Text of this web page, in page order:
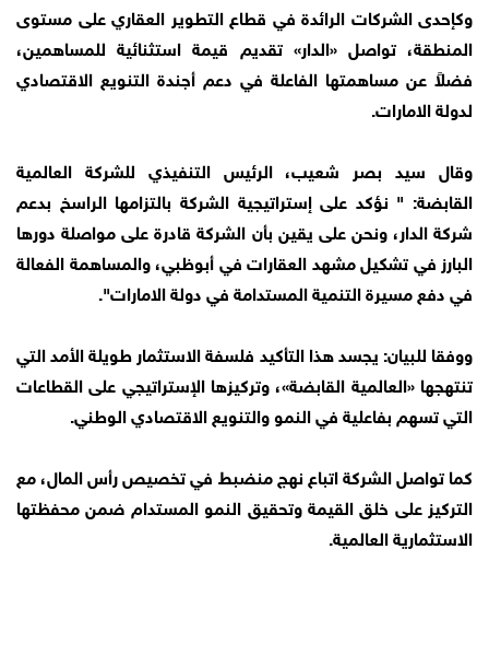
وكإحدى الشركات الرائدة في قطاع التطوير العقاري على مستوى
المنطقة، تواصل «الدار» تقديم قيمة استثنائية للمساهمين،
فضلاً عن مساهمتها الفاعلة في دعم أجندة التنويع الاقتصادي
لدولة الامارات.
وقال سيد بصر شعيب، الرئيس التنفيذي للشركة العالمية
القابضة: " نؤكد على إستراتيجية الشركة بالتزامها الراسخ بدعم
شركة الدار، ونحن على يقين بأن الشركة قادرة على مواصلة دورها
البارز في تشكيل مشهد العقارات في أبوظبي، والمساهمة الفعالة
في دفع مسيرة التنمية المستدامة في دولة الامارات".
ووفقا للبيان: يجسد هذا التأكيد فلسفة الاستثمار طويلة الأمد التي
تنتهجها «العالمية القابضة»، وتركيزها الإستراتيجي على القطاعات
التي تسهم بفاعلية في النمو والتنويع الاقتصادي الوطني.
كما تواصل الشركة اتباع نهج منضبط في تخصيص رأس المال، مع
التركيز على خلق القيمة وتحقيق النمو المستدام ضمن محفظتها
الاستثمارية العالمية.